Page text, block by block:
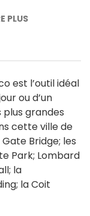
PLUS
est l’outil idéal
ou d’un
plus grandes
cette ville de
Bridge; les
Park; Lombard
la
la Coit